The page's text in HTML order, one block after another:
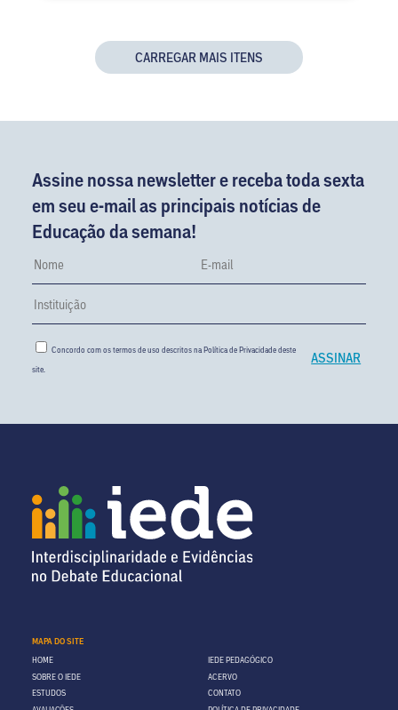
CARREGAR MAIS ITENS
Assine nossa newsletter e receba toda sexta
em seu e-mail as principais notícias de
Educação da semana!
Concordo com os termos de uso descritos naPolítica de Privacidadedeste
site.
MAPA DO SITE
HOME
SOBRE O IEDE
ESTUDOS
IEDE PEDAGÓGICO
ACERVO
CONTATO